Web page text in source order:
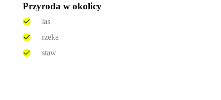
Przyroda w okolicy
las
rzeka
staw